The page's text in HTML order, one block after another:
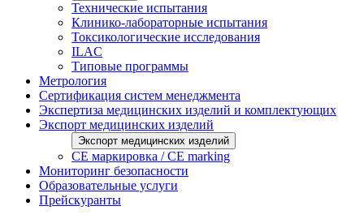
Технические испытания
Клинико-лабораторные испытания
Токсикологические исследования
ILAС
Типовые программы
Метрология
Сертификация систем менеджмента
Экспертиза медицинских изделий и комплектующих
Экспорт медицинских изделий
Экспорт медицинских изделий
CE маркировка / CE marking
Мониторинг безопасности
Образовательные услуги
Прейскуранты